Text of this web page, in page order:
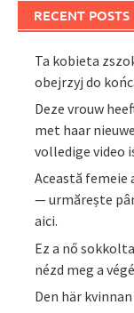
RECENT POSTS
Ta kobieta
obejrzyj do
Deze vrouw
met haar
volledige video
Această femeie
— urmărește
aici.
Ez a nő
nézd meg a
Den här